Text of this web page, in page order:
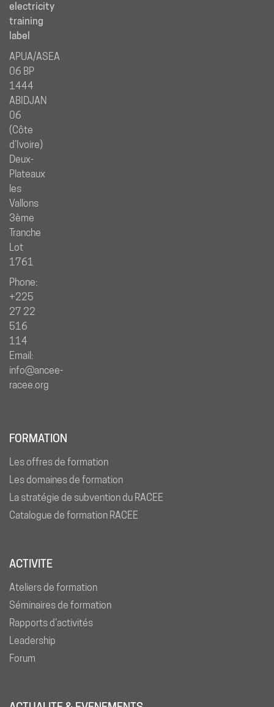
electricity
training
label
APUA/ASEA
06 BP
1444
ABIDJAN
06
(Côte
d’Ivoire)
Deux-
Plateaux
les
Vallons
3ème
Tranche
Lot
1761
Phone:
+225
27 22
516
114
Email:
info@ancee-
racee.org
FORMATION
Les offres de formation
Les domaines de formation
La stratégie de subvention du RACEE
Catalogue de formation RACEE
ACTIVITE
Ateliers de formation
Séminaires de formation
Rapports d’activités
Leadership
Forum